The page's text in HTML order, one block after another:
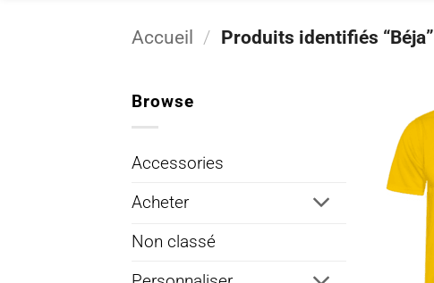
Accueil / Produits identifiés “Béja”
Browse
Accessories
Acheter
Non classé